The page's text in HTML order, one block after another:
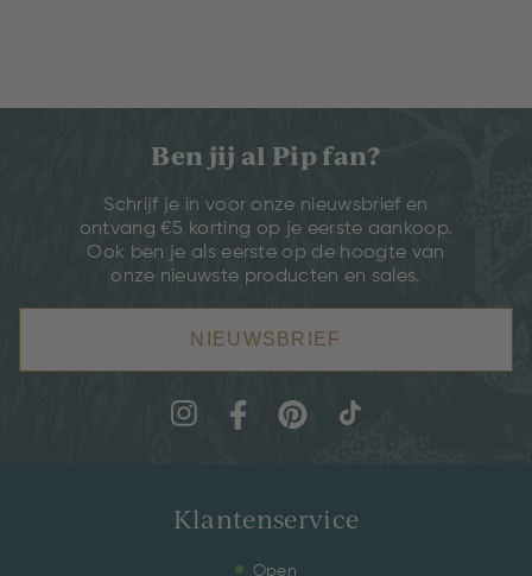
Ben jij al Pip fan?
Schrijf je in voor onze nieuwsbrief en
ontvang €5 korting op je eerste aankoop.
Ook ben je als eerste op de hoogte van
onze nieuwste producten en sales.
NIEUWSBRIEF
Klantenservice
Open